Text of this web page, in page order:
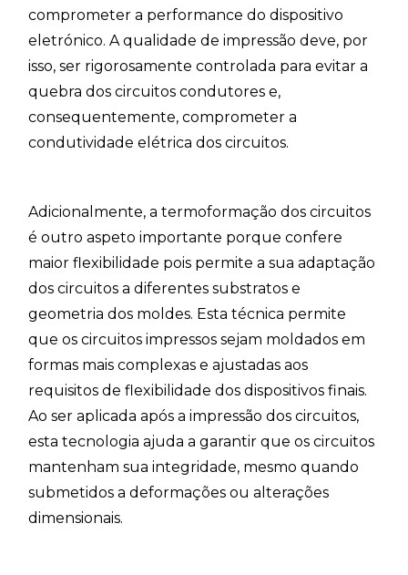
comprometer a performance do dispositivo
eletrónico. A qualidade de impressão deve, por
isso, ser rigorosamente controlada para evitar a
quebra dos circuitos condutores e,
consequentemente, comprometer a
condutividade elétrica dos circuitos.
Adicionalmente, a termoformação dos circuitos
é outro aspeto importante porque confere
maior flexibilidade pois permite a sua adaptação
dos circuitos a diferentes substratos e
geometria dos moldes. Esta técnica permite
que os circuitos impressos sejam moldados em
formas mais complexas e ajustadas aos
requisitos de flexibilidade dos dispositivos finais.
Ao ser aplicada após a impressão dos circuitos,
esta tecnologia ajuda a garantir que os circuitos
mantenham sua integridade, mesmo quando
submetidos a deformações ou alterações
dimensionais.